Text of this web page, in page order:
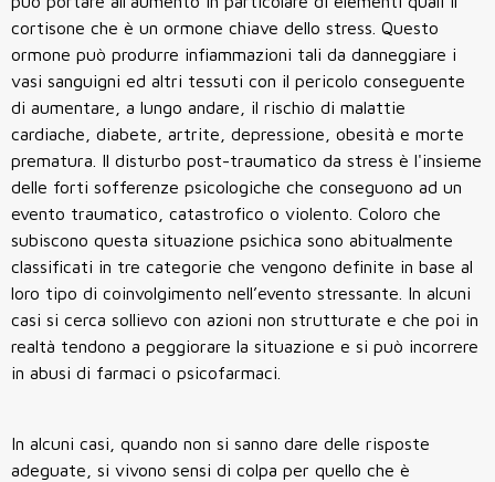
cortisone che è un ormone chiave dello stress. Questo
ormone può produrre infiammazioni tali da danneggiare i
vasi sanguigni ed altri tessuti con il pericolo conseguente
di aumentare, a lungo andare, il rischio di malattie
cardiache, diabete, artrite, depressione, obesità e morte
prematura. Il disturbo post-traumatico da stress è l'insieme
delle forti sofferenze psicologiche che conseguono ad un
evento traumatico, catastrofico o violento. Coloro che
subiscono questa situazione psichica sono abitualmente
classificati in tre categorie che vengono definite in base al
loro tipo di coinvolgimento nell’evento stressante. In alcuni
casi si cerca sollievo con azioni non strutturate e che poi in
realtà tendono a peggiorare la situazione e si può incorrere
in abusi di farmaci o psicofarmaci.
In alcuni casi, quando non si sanno dare delle risposte
adeguate, si vivono sensi di colpa per quello che è